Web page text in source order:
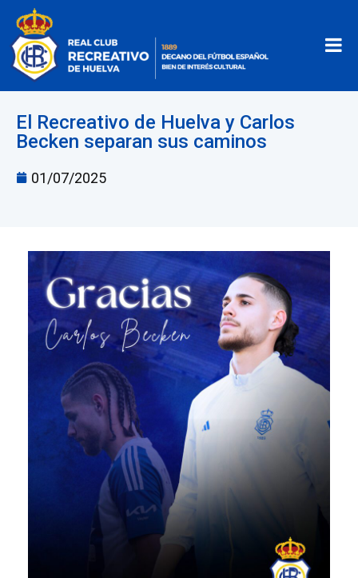
El Recreativo de Huelva y Carlos
Becken separan sus caminos
01/07/2025